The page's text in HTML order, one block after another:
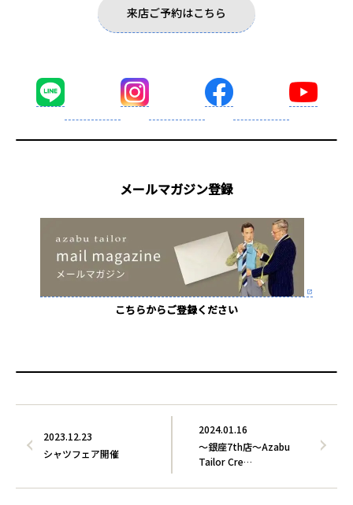
来店ご予約はこちら
メールマガジン登録
こちらからご登録ください
2024.01.16
～銀座7th店～Azabu
Tailor Cre…
2023.12.23
シャツフェア開催